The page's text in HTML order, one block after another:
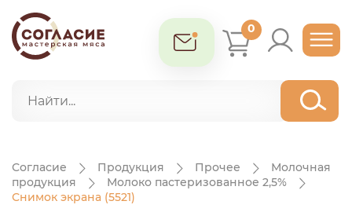
0
Согласие Продукция Прочее
Молочная
продукция
Молоко пастеризованное 2,5%
Снимок экрана (5521)